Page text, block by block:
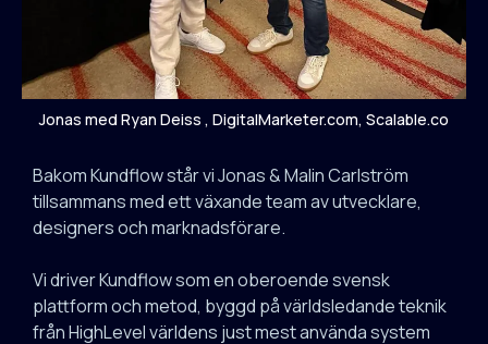
Jonas med Ryan Deiss , DigitalMarketer.com, Scalable.co
Bakom Kundflow står vi Jonas & Malin Carlström
tillsammans med ett växande team av utvecklare,
designers och marknadsförare.
Vi driver Kundflow som en oberoende svensk
plattform och metod, byggd på världsledande teknik
från HighLevel världens just mest använda system